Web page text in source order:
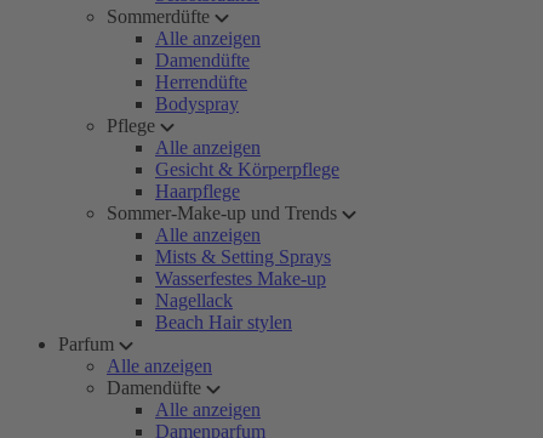
Sommerdüfte
Alle anzeigen
Damendüfte
Herrendüfte
Bodyspray
Pflege
Alle anzeigen
Gesicht & Körperpflege
Haarpflege
Sommer-Make-up und Trends
Alle anzeigen
Mists & Setting Sprays
Wasserfestes Make-up
Nagellack
Beach Hair stylen
Parfum
Alle anzeigen
Damendüfte
Alle anzeigen
Damenparfum